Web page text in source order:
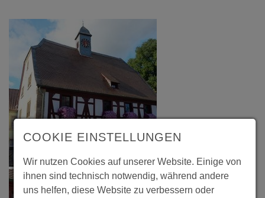
COOKIE EINSTELLUNGEN
Wir nutzen Cookies auf unserer Website. Einige von
ihnen sind technisch notwendig, während andere
uns helfen, diese Website zu verbessern oder